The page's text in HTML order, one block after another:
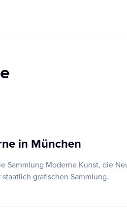
in München
Sammlung Moderne Kunst, die
grafischen Sammlung.